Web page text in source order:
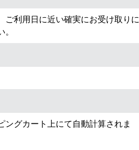
ご利用日に近い確実にお受け取りに
ングカート上にて自動計算されま